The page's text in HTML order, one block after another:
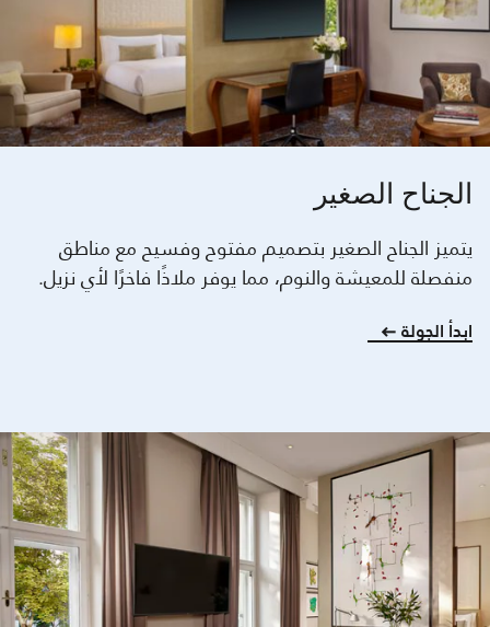
الجناح الصغير
يتميز الجناح الصغير بتصميم مفتوح وفسيح مع مناطق
منفصلة للمعيشة والنوم، مما يوفر ملاذًا فاخرًا لأي نزيل.
ابدأ الجولة